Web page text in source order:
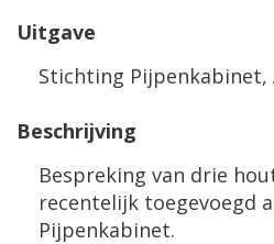
Uitgave
Stichting Pijpenkabinet,
Beschrijving
Bespreking van drie
recentelijk toegevoegd
Pijpenkabinet.